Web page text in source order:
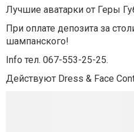
Лучшие аватарки от Геры
При оплате депозита за
шампанского!
Info тел. 067-553-25-25.
Действуют Dress & Face